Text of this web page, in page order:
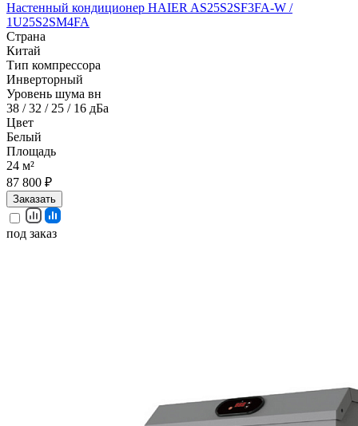
Настенный кондиционер HAIER AS25S2SF3FA-W /
1U25S2SM4FA
Страна
Китай
Тип компрессора
Инверторный
Уровень шума вн
38 / 32 / 25 / 16 дБа
Цвет
Белый
Площадь
24 м²
87 800 ₽
Заказать
под заказ